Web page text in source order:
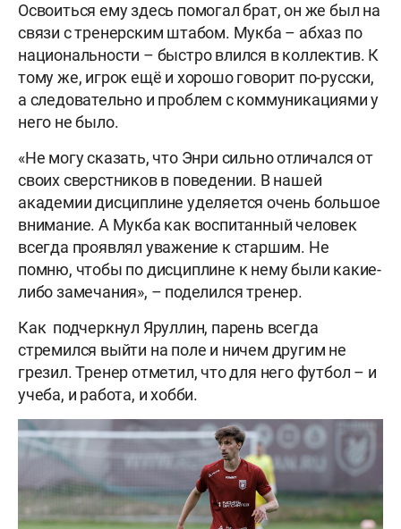
Освоиться ему здесь помогал брат, он же был на
связи с тренерским штабом. Мукба – абхаз по
национальности – быстро влился в коллектив. К
тому же, игрок ещё и хорошо говорит по-русски,
а следовательно и проблем с коммуникациями у
него не было.
«Не могу сказать, что Энри сильно отличался от
своих сверстников в поведении. В нашей
академии дисциплине уделяется очень большое
внимание. А Мукба как воспитанный человек
всегда проявлял уважение к старшим. Не
помню, чтобы по дисциплине к нему были какие-
либо замечания», – поделился тренер.
Как подчеркнул Яруллин, парень всегда
стремился выйти на поле и ничем другим не
грезил. Тренер отметил, что для него футбол – и
учеба, и работа, и хобби.